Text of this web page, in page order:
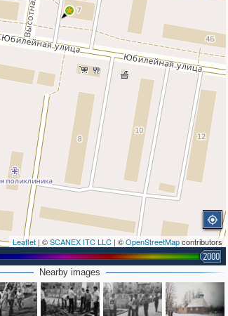
Leaflet | ©SCANEX ITC LLC | ©OpenStreetMapcontributors
2000
Nearby images